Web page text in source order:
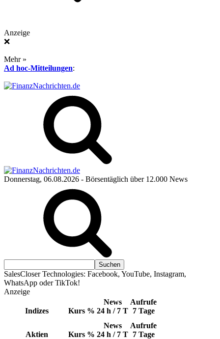
Anzeige
❌
Mehr »
Ad hoc-Mitteilungen:
Donnerstag, 06.08.2026 - Börsentäglich über 12.000 News
SalesCloser Technologies: Facebook, YouTube, Instagram,
WhatsApp oder TikTok!
Anzeige
Indizes Kurs %
News
24 h / 7 T
Aufrufe
7 Tage
Aktien Kurs %
News
24 h / 7 T
Aufrufe
7 Tage